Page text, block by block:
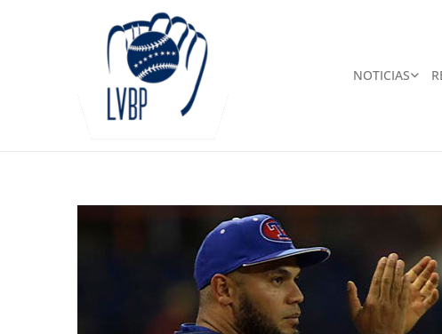
NOTICIAS